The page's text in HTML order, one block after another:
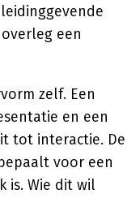
een
zelf. Een
en een
tot interactie. De
voor een
is. Wie dit wil